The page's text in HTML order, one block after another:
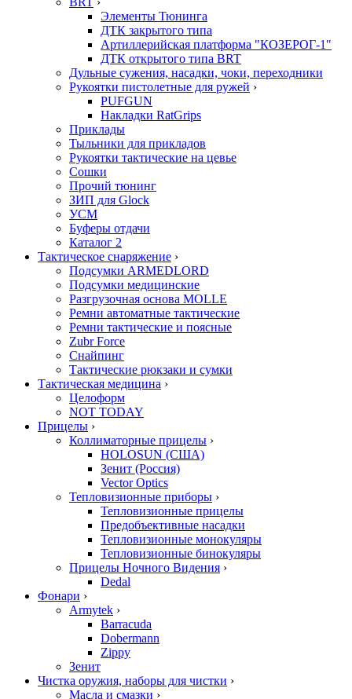
Элементы Тюнинга
ДТК закрытого типа
Артиллерийская платформа "КОЗЕРОГ-1"
ДТК открытого типа BRT
Дульные сужения, насадки, чоки, переходники
Рукоятки пистолетные для ружей ›
PUFGUN
Накладки RatGrips
Приклады
Тыльники для прикладов
Рукоятки тактические на цевье
Сошки
Прочий тюнинг
ЗИП для Glock
УСМ
Буферы отдачи
Каталог 2
Тактическое снаряжение ›
Подсумки ARMEDLORD
Подсумки медицинские
Разгрузочная основа MOLLE
Ремни автоматные тактические
Ремни тактические и поясные
Zubr Force
Снайпинг
Тактические рюкзаки и сумки
Тактическая медицина ›
Целоформ
NOT TODAY
Прицелы ›
Коллиматорные прицелы ›
HOLOSUN (США)
Зенит (Россия)
Vector Optics
Тепловизионные приборы ›
Тепловизионные прицелы
Предобъективные насадки
Тепловизионные монокуляры
Тепловизионные бинокуляры
Прицелы Ночного Видения ›
Dedal
Фонари ›
Armytek ›
Barracuda
Dobermann
Zippy
Зенит
Чистка оружия, наборы для чистки ›
Масла и смазки ›